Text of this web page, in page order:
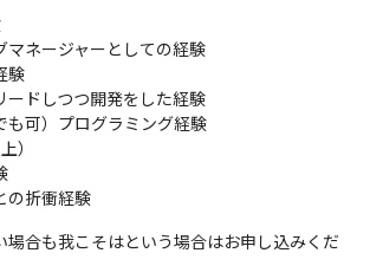
ンジニアは80名弱おり、協力体制を構築す
当取締役との関係は良好です。
、魅力
り、最初で最後の募集になる可能性がある貴
にしか出来ないコンテンツ創りを企画開発す
、共に未来を創る役割です
指すためのコアメンバーです
マネージャーとしての経験
験
ードしつつ開発をした経験
も可）プログラミング経験
）
の折衝経験
合も我こそはという場合はお申し込みくだ